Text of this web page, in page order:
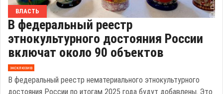
ВЛАСТЬ
В федеральный реестр
этнокультурного достояния России
включат около 90 объектов
эксклюзив
В федеральный реестр нематериального этнокультурного
достояния России по итогам 2025 года будут добавлены. Это